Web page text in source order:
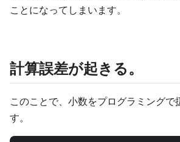
ことになってしまいます。
計算誤差が起きる。
このことで、小数をプログラミングで
す。